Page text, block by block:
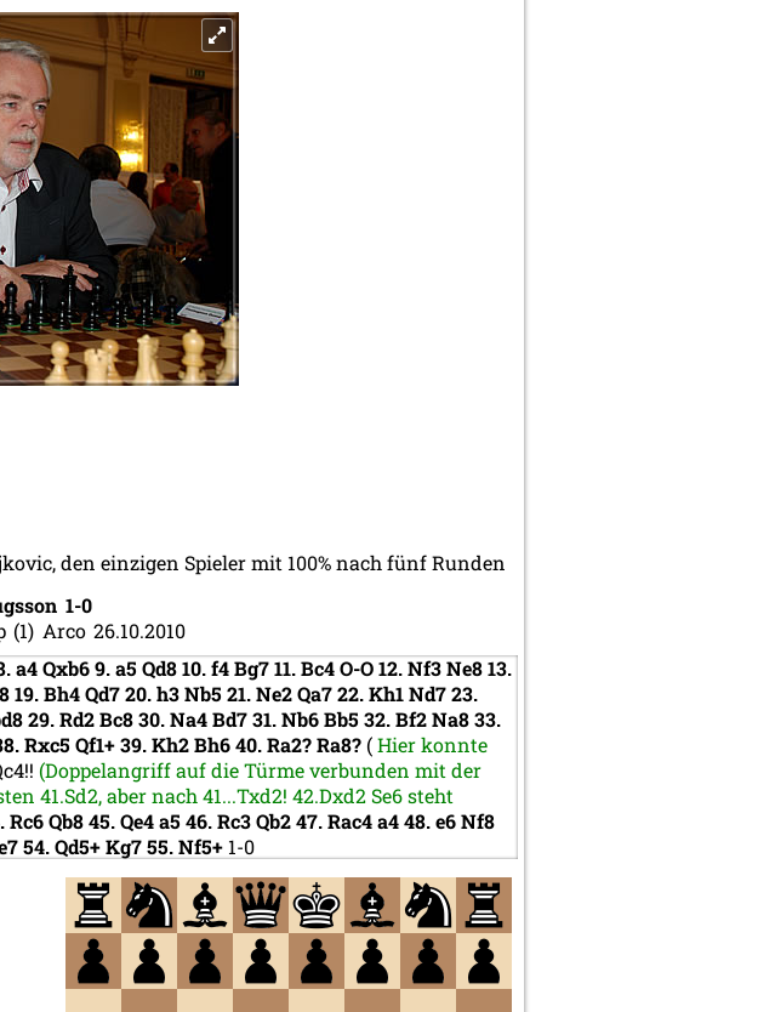
den einzigen Spieler mit 100% nach fünf Runden
1-0
1 Arco 26.10.2010
a4Qxb69.a5Qd810.f4Bg711.Bc4O-O12.Nf3Ne813.
19.Bh4Qd720.h3Nb521.Ne2Qa722.Kh1Nd723.
29.Rd2Bc830.Na4Bd731.Nb6Bb532.Bf2Na833.
Rxc5Qf1+39.Kh2Bh640.Ra2?Ra8?(Hier konnte
(Doppelangriff auf die Türme verbunden mit der
41.Sd2, aber nach 41...Txd2! 42.Dxd2 Se6 steht
Rc6Qb845.Qe4a546.Rc3Qb247.Rac4a448.e6Nf8
54.Qd5+Kg755.Nf5+ 1-0